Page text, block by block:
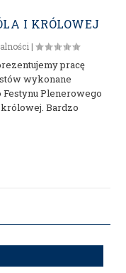
I KRÓLOWEJ
|
pracę
wykonane
Festynu Plenerowego
Bardzo